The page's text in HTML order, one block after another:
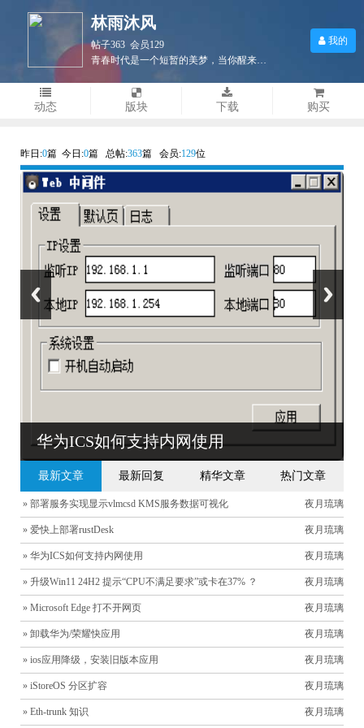
林雨沐风
帖子363 会员129
青春时代是一个短暂的美梦，当你醒来时，它早已消失得无影无踪了。
我的
动态 版块 下载 购买
昨日:0篇 今日:0篇 总帖:363篇 会员:129位
华为ICS如何支持内网使用
最新文章 最新回复 精华文章 热门文章
» 部署服务实现显示vlmcsd KMS服务数据可视化 夜月琉璃
» 爱快上部署rustDesk 夜月琉璃
» 华为ICS如何支持内网使用 夜月琉璃
» 升级Win11 24H2 提示“CPU不满足要求”或卡在37% ？ 夜月琉璃
» Microsoft Edge 打不开网页 夜月琉璃
» 卸载华为/荣耀快应用 夜月琉璃
» ios应用降级，安装旧版本应用 夜月琉璃
» iStoreOS 分区扩容 夜月琉璃
» Eth-trunk 知识 夜月琉璃